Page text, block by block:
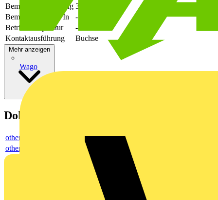
Wago
Bemessungsspannung 320
Bemessungsstrom In
-
Betriebstemperatur
-40 - 105
Kontaktausführung
Buchse
Mehr anzeigen
Dokumente
others
others